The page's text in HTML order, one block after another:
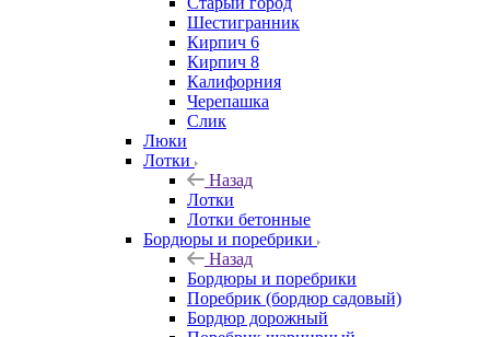
Шестигранник
Кирпич 6
Кирпич 8
Калифорния
Черепашка
Слик
Люки
Лотки
Назад
Лотки
Лотки бетонные
Бордюры и поребрики
Назад
Бордюры и поребрики
Поребрик (бордюр садовый)
Бордюр дорожный